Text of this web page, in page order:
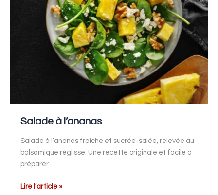
Salade à l’ananas
Salade à l’ananas fraîche et sucrée-salée, relevée au
balsamique réglisse. Une recette originale et facile à
préparer.
Lire l’article »